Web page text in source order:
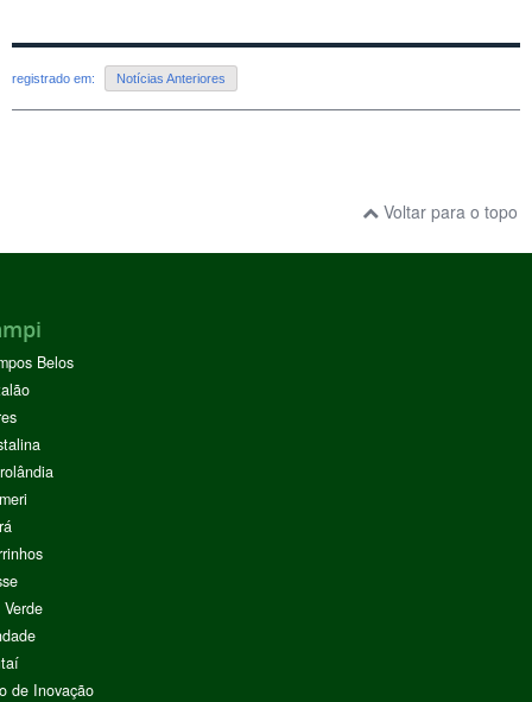
registrado em: Notícias Anteriores
Voltar para o topo
Belos
de Inovação